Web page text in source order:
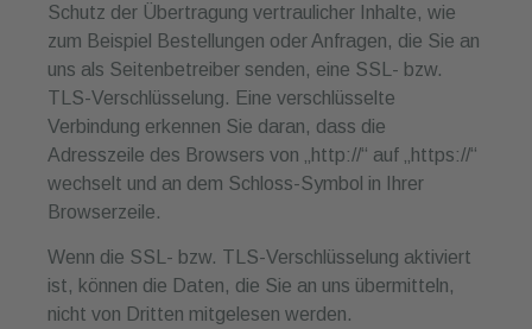
Schutz der Übertragung vertraulicher Inhalte, wie
zum Beispiel Bestellungen oder Anfragen, die Sie an
uns als Seitenbetreiber senden, eine SSL- bzw.
TLS-Verschlüsselung. Eine verschlüsselte
Verbindung erkennen Sie daran, dass die
Adresszeile des Browsers von „http://“ auf „https://“
wechselt und an dem Schloss-Symbol in Ihrer
Browserzeile.
Wenn die SSL- bzw. TLS-Verschlüsselung aktiviert
ist, können die Daten, die Sie an uns übermitteln,
nicht von Dritten mitgelesen werden.